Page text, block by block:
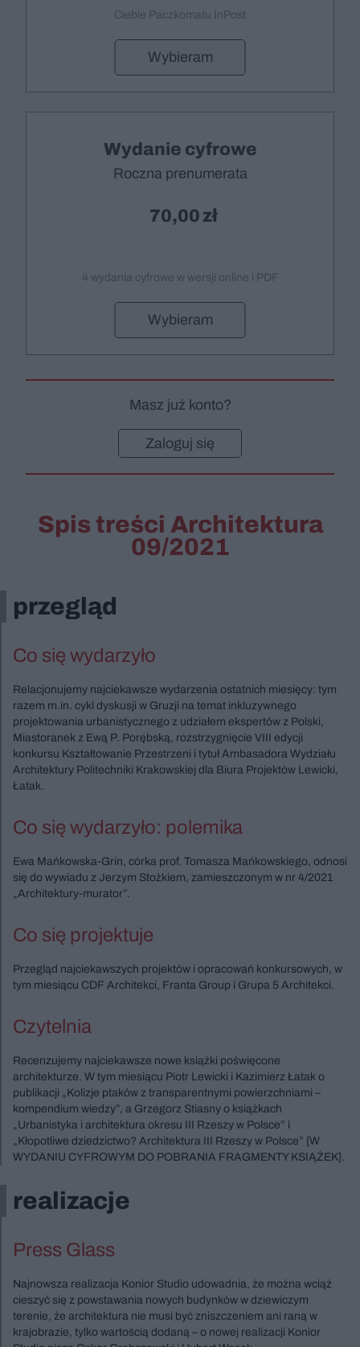
Ciebie Paczkomatu InPost
Wybieram
Wydanie cyfrowe
Roczna prenumerata
70,00
4 wydania cyfrowe w wersji online i PDF
Wybieram
Masz już konto?
Zaloguj się
Spis treści Architektura
09/2021
przegląd
Co się wydarzyło
Relacjonujemy najciekawsze wydarzenia ostatnich miesięcy: tym
razem m.in. cykl dyskusji w Gruzji na temat inkluzywnego
projektowania urbanistycznego z udziałem ekspertów z Polski,
Miastoranek z Ewą P. Porębską, rozstrzygnięcie VIII edycji
konkursu Kształtowanie Przestrzeni i tytuł Ambasadora Wydziału
Architektury Politechniki Krakowskiej dla Biura Projektów Lewicki,
Łatak.
Co się wydarzyło: polemika
Ewa Mańkowska-Grin, córka prof. Tomasza Mańkowskiego, odnosi
się do wywiadu z Jerzym Stożkiem, zamieszczonym w nr 4/2021
„Architektury-murator”.
Co się projektuje
Przegląd najciekawszych projektów i opracowań konkursowych, w
tym miesiącu CDF Architekci, Franta Group i Grupa 5 Architekci.
Czytelnia
Recenzujemy najciekawsze nowe książki poświęcone
architekturze. W tym miesiącu Piotr Lewicki i Kazimierz Łatak o
publikacji „Kolizje ptaków z transparentnymi powierzchniami –
kompendium wiedzy”, a Grzegorz Stiasny o książkach
„Urbanistyka i architektura okresu III Rzeszy w Polsce” i
„Kłopotliwe dziedzictwo? Architektura III Rzeszy w Polsce” [W
WYDANIU CYFROWYM DO POBRANIA FRAGMENTY KSIĄŻEK].
realizacje
Press Glass
Najnowsza realizacja Konior Studio udowadnia, że można wciąż
cieszyć się z powstawania nowych budynków w dziewiczym
terenie, że architektura nie musi być zniszczeniem ani raną w
krajobrazie, tylko wartością dodaną – o nowej realizacji Konior